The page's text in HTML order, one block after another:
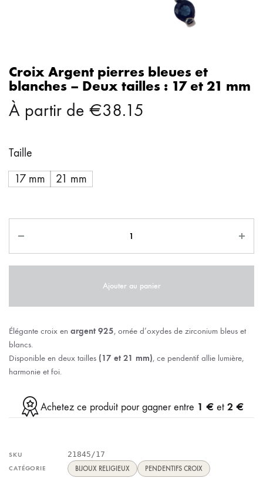
Croix Argent pierres bleues et
blanches – Deux tailles : 17 et 21 mm
À partir de €38.15
Taille
17 mm
21 mm
Ajouter au panier
Élégante croix en argent 925, ornée d’oxydes de zirconium bleus et
blancs.
Disponible en deux tailles (17 et 21 mm), ce pendentif allie lumière,
harmonie et foi.
Achetez ce produit pour gagner entre 1 € et 2 €
SKU 21845/17
CATÉGORIE BIJOUX RELIGIEUX PENDENTIFS CROIX